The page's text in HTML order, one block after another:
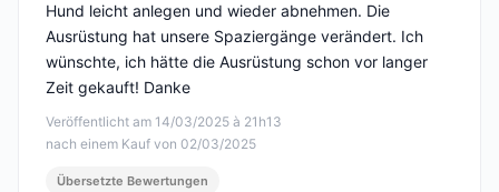
Veröffentlicht am 14/03/2025 à 21h13
nach einem Kauf von 02/03/2025
Hund leicht anlegen und wieder abnehmen. Die
Ausrüstung hat unsere Spaziergänge verändert. Ich
wünschte, ich hätte die Ausrüstung schon vor langer
Zeit gekauft! Danke
Übersetzte Bewertungen